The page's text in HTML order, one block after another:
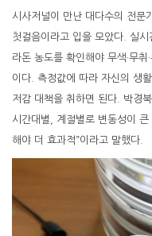
시사저널이 만난 대다수의 전문
첫걸음이라고 입을 모았다. 실
라돈 농도를 확인해야 무색·무
이다. 측정값에 따라 자신의 생
저감 대책을 취하면 된다. 박경
시간대별, 계절별로 변동성이 큰
해야 더 효과적”이라고 말했다.